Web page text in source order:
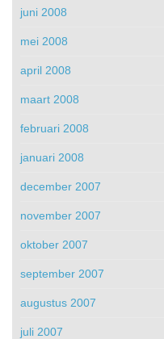
juni 2008
mei 2008
april 2008
maart 2008
februari 2008
januari 2008
december 2007
november 2007
oktober 2007
september 2007
augustus 2007
juli 2007